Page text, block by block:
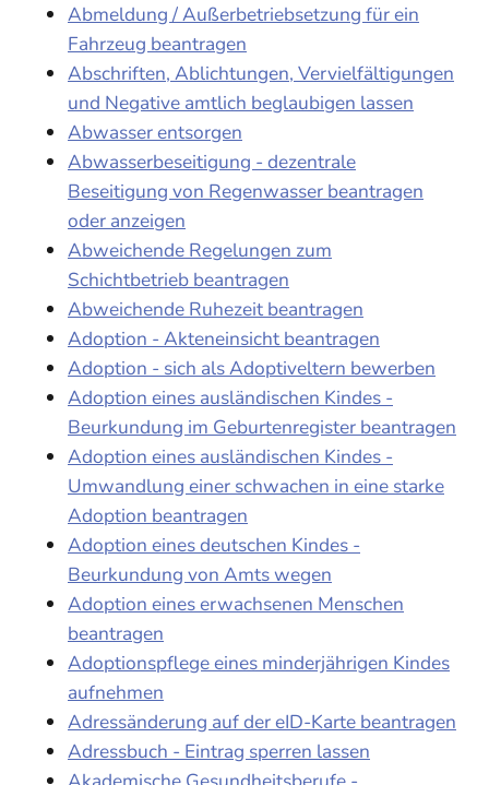
Abmeldung / Außerbetriebsetzung für ein
Fahrzeug beantragen
Abschriften, Ablichtungen, Vervielfältigungen
und Negative amtlich beglaubigen lassen
Abwasser entsorgen
Abwasserbeseitigung - dezentrale
Beseitigung von Regenwasser beantragen
oder anzeigen
Abweichende Regelungen zum
Schichtbetrieb beantragen
Abweichende Ruhezeit beantragen
Adoption - Akteneinsicht beantragen
Adoption - sich als Adoptiveltern bewerben
Adoption eines ausländischen Kindes -
Beurkundung im Geburtenregister beantragen
Adoption eines ausländischen Kindes -
Umwandlung einer schwachen in eine starke
Adoption beantragen
Adoption eines deutschen Kindes -
Beurkundung von Amts wegen
Adoption eines erwachsenen Menschen
beantragen
Adoptionspflege eines minderjährigen Kindes
aufnehmen
Adressänderung auf der eID-Karte beantragen
Adressbuch - Eintrag sperren lassen